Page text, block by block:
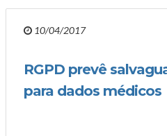
10/04/2017
RGPD prevê
para dados médicos